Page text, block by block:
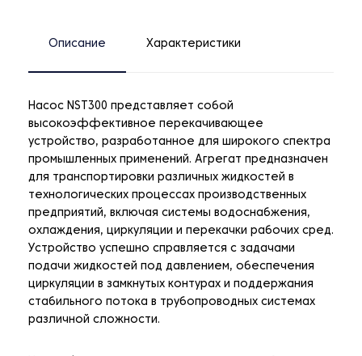
Описание Характеристики
Насос NST300 представляет собой
высокоэффективное перекачивающее
устройство, разработанное для широкого спектра
промышленных применений. Агрегат предназначен
для транспортировки различных жидкостей в
технологических процессах производственных
предприятий, включая системы водоснабжения,
охлаждения, циркуляции и перекачки рабочих сред.
Устройство успешно справляется с задачами
подачи жидкостей под давлением, обеспечения
циркуляции в замкнутых контурах и поддержания
стабильного потока в трубопроводных системах
различной сложности.